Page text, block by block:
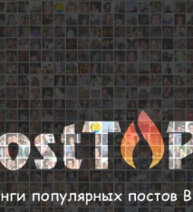
0
Тишина и много зелени
Отвечать